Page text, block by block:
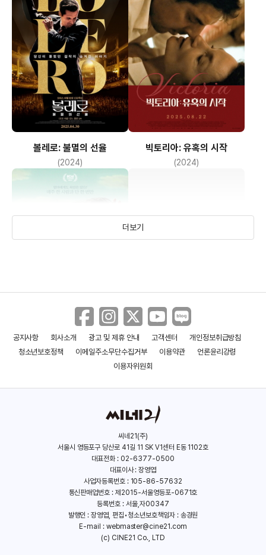
볼레로: 불멸의 선율
(2024)
빅토리아: 유혹의 시작
(2024)
렛 미 고 레미제라블
더보기
공지사항 회사소개 광고 및 제휴 안내 고객센터
개인정보취급방침
청소년보호정책
이메일주소무단수집거부 이용약관
언론윤리강령
이용자위원회
씨네21(주)
서울시 영등포구 당산로 41길 11 SK V1센터 E동 1102호
대표전화 : 02-6377-0500
대표이사 : 장영엽
사업자등록번호 : 105-86-57632
통신판매업번호 : 제2015-서울영등포-0671호
등록번호 : 서울,자00347
발행인 : 장영엽, 편집•청소년보호책임자 : 송경원
E-mail : webmaster@cine21.com
(c) CINE21 Co., LTD